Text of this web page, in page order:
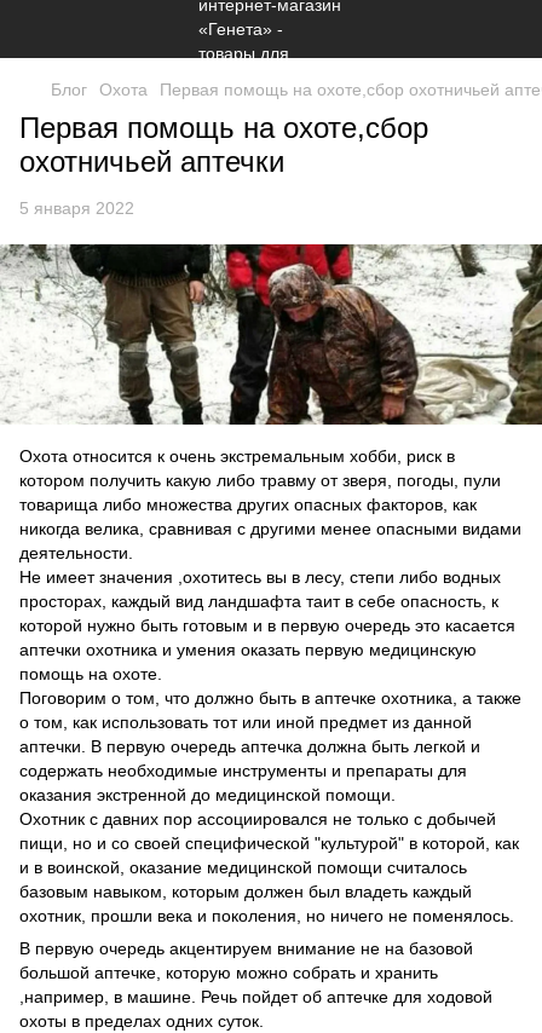
Блог Охота Первая помощь на охоте,сбор охотничьей
Первая помощь на охоте,сбор
охотничьей аптечки
5 января 2022
Охота относится к очень экстремальным хобби, риск в
котором получить какую либо травму от зверя, погоды, пули
товарища либо множества других опасных факторов, как
никогда велика, сравнивая с другими менее опасными видами
деятельности.
Не имеет значения ,охотитесь вы в лесу, степи либо водных
просторах, каждый вид ландшафта таит в себе опасность, к
которой нужно быть готовым и в первую очередь это касается
аптечки охотника и умения оказать первую медицинскую
помощь на охоте.
Поговорим о том, что должно быть в аптечке охотника, а также
о том, как использовать тот или иной предмет из данной
аптечки. В первую очередь аптечка должна быть легкой и
содержать необходимые инструменты и препараты для
оказания экстренной до медицинской помощи.
Охотник с давних пор ассоциировался не только с добычей
пищи, но и со своей специфической "культурой" в которой, как
и в воинской, оказание медицинской помощи считалось
базовым навыком, которым должен был владеть каждый
охотник, прошли века и поколения, но ничего не поменялось.
В первую очередь акцентируем внимание не на базовой
большой аптечке, которую можно собрать и хранить
,например, в машине. Речь пойдет об аптечке для ходовой
охоты в пределах одних суток.